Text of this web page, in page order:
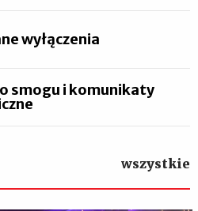
wyłączenia
smogu i komunikaty
wszystkie